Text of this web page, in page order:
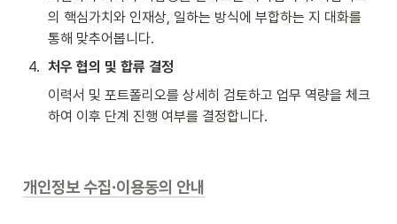
의 핵심가치와 인재상, 일하는 방식에 부합하는 지 대화를
통해 맞추어봅니다.
4. 처우 협의 및 합류 결정
이력서 및 포트폴리오를 상세히 검토하고 업무 역량을 체크
하여 이후 단계 진행 여부를 결정합니다.
개인정보 수집∙이용동의 안내